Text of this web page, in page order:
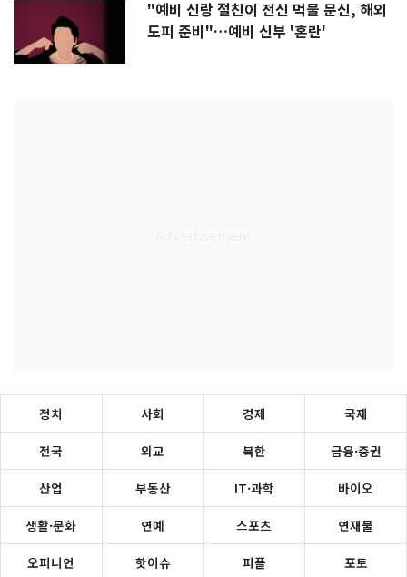
"예비 신랑 절친이 전신 먹물 문신, 해외
도피 준비"…예비 신부 '혼란'
정치 사회 경제 국제
전국 외교 북한 금융·증권
산업 부동산 IT·과학 바이오
생활·문화 연예 스포츠 연재물
오피니언 핫이슈 피플 포토